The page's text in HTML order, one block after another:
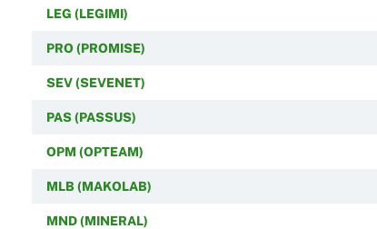
LEG (LEGIMI)
PRO (PROMISE)
SEV (SEVENET)
PAS (PASSUS)
OPM (OPTEAM)
MLB (MAKOLAB)
MND (MINERAL)